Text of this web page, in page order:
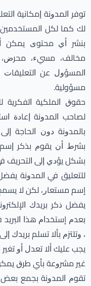
ﺗﻮﻓﺮ ﺍﻟﻤﺪﻭﻧﺔ ﺇﻣﻜﺎﻧﻴﺔ
ﻟﻚ ﻛﻤﺎ ﻟﻜﻞ
ﺑﻨﺸﺮ ﺃﻱ ﻣﺤﺘﻮﻯ ﻳﻤﻜﻦ
ﻣﺨﺎﻟﻒ، ﻣﺴﻲﺀ،
ﺍﻟﻤﺴﺆﻭﻝ ﻋﻦ ﺍﻟﺘﻌﻠﻴﻘﺎﺕ
مسؤولية.
ﺣﻘﻮﻕ ﺍﻟﻤﻠﻜﻴﺔ
ﻟﺼﺎﺣﺐ ﺍﻟﻤﺪﻭﻧﺔ ﺇﻋﺎﺩﺓ
ﺑﺎﻟﻤﺪﻭﻧﺔ ﺩﻭﻥ ﺍﻟﺤﺎﺟﺔ
ﺑﺸﺮﻁ ﺃﻥ ﻳﻘﻮﻡ ﺑﺬﻛﺮ
ﺑﺸﻜﻞ ﻳﺆﺩﻱ ﺇﻟﻰ ﺍﻟﺘﺤﺮﻳﻒ
ﻟﻠﺘﻌﻠﻴﻖ ﻓﻲ ﺍﻟﻤﺪﻭﻧﺔ
إﺳﻢ ﻣﺴﺘﻌﺎﺭ، ﻟﻜﻦ ﻻ
ﻳﻔﻀﻞ ﺫﻛﺮ ﺑﺮﻳﺪﻙ
ﺑﻌﺪﻡ إﺳﺘﺨﺪﺍﻡ ﻫﺬﺍ
، ﻭﺗﻠﺘﺰﻡ ﺑﺄﻻ ﺗﺴﻠﻢ
ﻳﺠﺐ ﻋﻠﻴﻚ ﺃﻻ ﺗﻌﺪﻝ ﺃﻭ
ﻏﻴﺮ ﻣﺸﺮﻭﻋﺔ بأي ﻃﺮﻕ
ﺗﻘﻮﻡ ﺍﻟﻤﺪﻭﻧﺔ ﺑﺠﻤﻊ ﺑﻌﺾ